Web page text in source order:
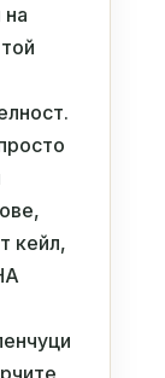
кейл,